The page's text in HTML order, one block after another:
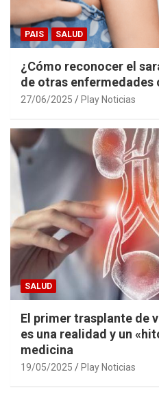
PAIS SALUD
¿Cómo reconocer el
de otras enfermedades
27/06/2025 Play Noticias
SALUD
El primer trasplante de
es una realidad y un
medicina
19/05/2025 Play Noticias